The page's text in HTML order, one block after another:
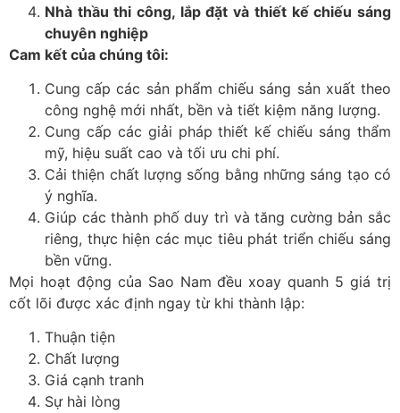
Nhà thầu thi công, lắp đặt và thiết kế chiếu sáng
chuyên nghiệp
Cam kết của chúng tôi:
Cung cấp các sản phẩm chiếu sáng sản xuất theo
công nghệ mới nhất, bền và tiết kiệm năng lượng.
Cung cấp các giải pháp thiết kế chiếu sáng thẩm
mỹ, hiệu suất cao và tối ưu chi phí.
Cải thiện chất lượng sống bằng những sáng tạo có
ý nghĩa.
Giúp các thành phố duy trì và tăng cường bản sắc
riêng, thực hiện các mục tiêu phát triển chiếu sáng
bền vững.
Mọi hoạt động của Sao Nam đều xoay quanh 5 giá trị
cốt lõi được xác định ngay từ khi thành lập:
Thuận tiện
Chất lượng
Giá cạnh tranh
Sự hài lòng